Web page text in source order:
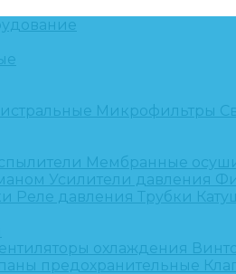
Микрофильтры
Мембранные
Усилители давления
Реле давления Трубки
охлаждения
предохранительные